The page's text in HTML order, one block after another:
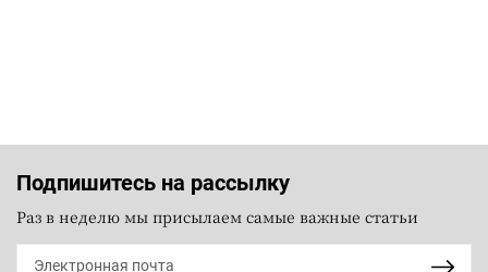
Подпишитесь на рассылку
Раз в неделю мы присылаем самые важные статьи